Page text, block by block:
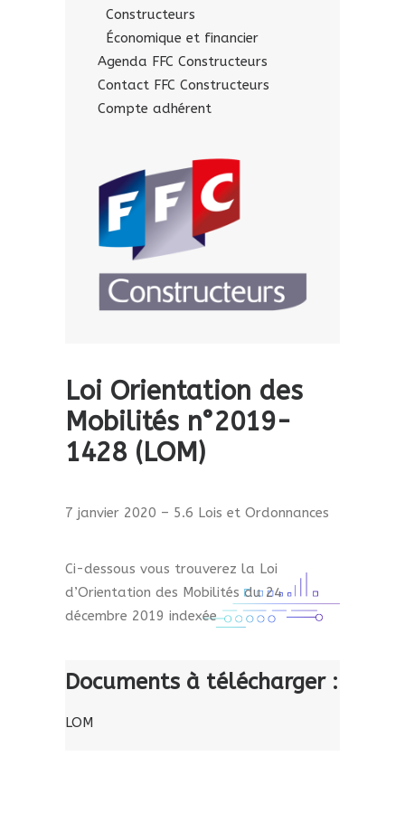
Constructeurs
Économique et financier
Agenda FFC Constructeurs
Contact FFC Constructeurs
Compte adhérent
Loi Orientation des
Mobilités n°2019-
1428 (LOM)
7 janvier 2020 – 5.6 Lois et Ordonnances
Ci-dessous vous trouverez la Loi
d’Orientation des Mobilités du 24
décembre 2019 indexée
Documents à télécharger :
LOM